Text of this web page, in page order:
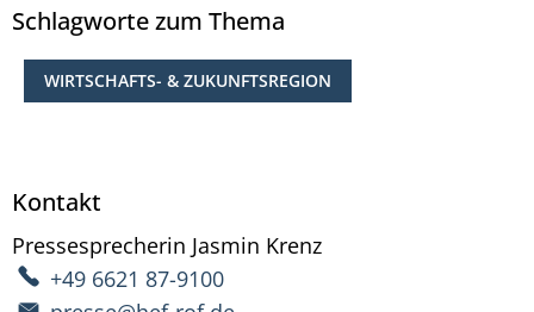
Schlagworte zum Thema
WIRTSCHAFTS- & ZUKUNFTSREGION
Kontakt
Pressesprecherin Jasmin Krenz
+49 6621 87-9100